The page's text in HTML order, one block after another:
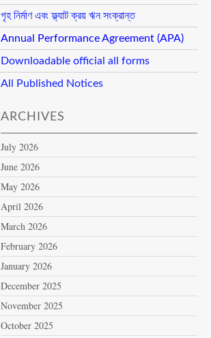
গৃহ নির্মাণ এবং ফ্ল্যাট ক্রয় ঋন সংক্রান্ত
Annual Performance Agreement (APA)
Downloadable official all forms
All Published Notices
ARCHIVES
July 2026
June 2026
May 2026
April 2026
March 2026
February 2026
January 2026
December 2025
November 2025
October 2025